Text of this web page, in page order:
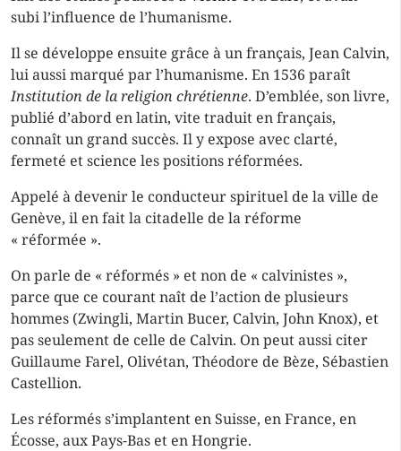
subi l’influence de l’humanisme.
Il se développe ensuite grâce à un français, Jean Calvin,
lui aussi marqué par l’humanisme. En 1536 paraît
Institution de la religion chrétienne. D’emblée, son livre,
publié d’abord en latin, vite traduit en français,
connaît un grand succès. Il y expose avec clarté,
fermeté et science les positions réformées.
Appelé à devenir le conducteur spirituel de la ville de
Genève, il en fait la citadelle de la réforme
« réformée ».
On parle de « réformés » et non de « calvinistes »,
parce que ce courant naît de l’action de plusieurs
hommes (Zwingli, Martin Bucer, Calvin, John Knox), et
pas seulement de celle de Calvin. On peut aussi citer
Guillaume Farel, Olivétan, Théodore de Bèze, Sébastien
Castellion.
Les réformés s’implantent en Suisse, en France, en
Écosse, aux Pays-Bas et en Hongrie.